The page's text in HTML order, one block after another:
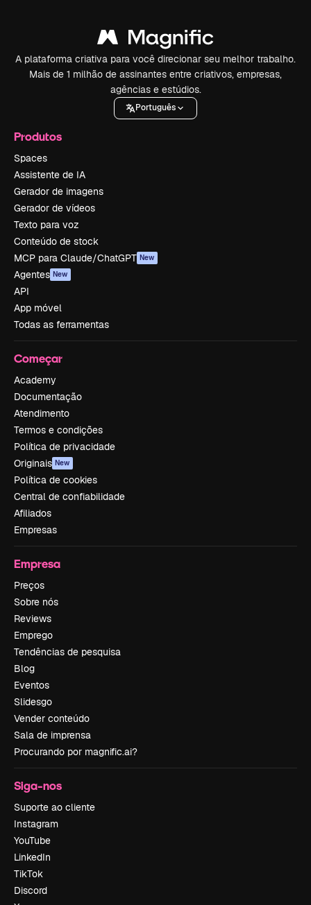
A plataforma criativa para você direcionar seu melhor trabalho.
Mais de 1 milhão de assinantes entre criativos, empresas,
agências e estúdios.
Português
Produtos
Spaces
Assistente de IA
Gerador de imagens
Gerador de vídeos
Texto para voz
Conteúdo de stock
MCP para Claude/ChatGPT New
Agentes New
API
App móvel
Todas as ferramentas
Começar
Academy
Documentação
Atendimento
Termos e condições
Política de privacidade
Originais New
Política de cookies
Central de confiabilidade
Afiliados
Empresas
Empresa
Preços
Sobre nós
Reviews
Emprego
Tendências de pesquisa
Blog
Eventos
Slidesgo
Vender conteúdo
Sala de imprensa
Procurando por magnific.ai?
Siga-nos
Suporte ao cliente
Instagram
YouTube
LinkedIn
TikTok
Discord